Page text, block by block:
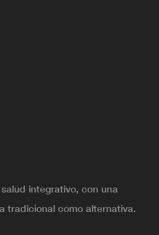
integrativo, con una
tradicional como alternativa.